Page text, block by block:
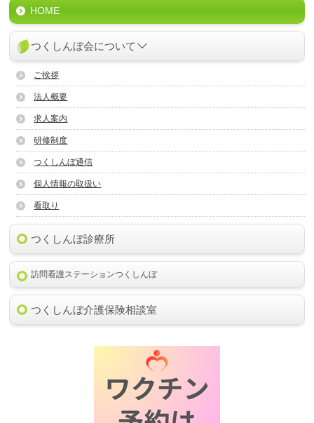
HOME
つくしんぼ会について
ご挨拶
法人概要
求人案内
研修制度
つくしんぼ通信
個人情報の取扱い
看取り
つくしんぼ診療所
訪問看護ステーションつくしんぼ
つくしんぼ介護保険相談室